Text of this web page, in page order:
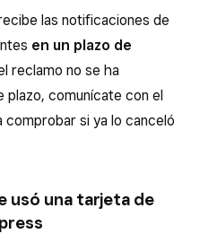
las notificaciones de
en un plazo de
reclamo no se ha
plazo, comunícate con el
si ya lo canceló
usó una tarjeta de